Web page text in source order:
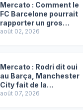
Mercato : Comment le
FC Barcelone pourrait
rapporter un gros
chèque inespéré à l’OM
août 02, 2026
Mercato : Rodri dit oui
au Barça, Manchester
City fait de la
résistance !
août 07, 2026